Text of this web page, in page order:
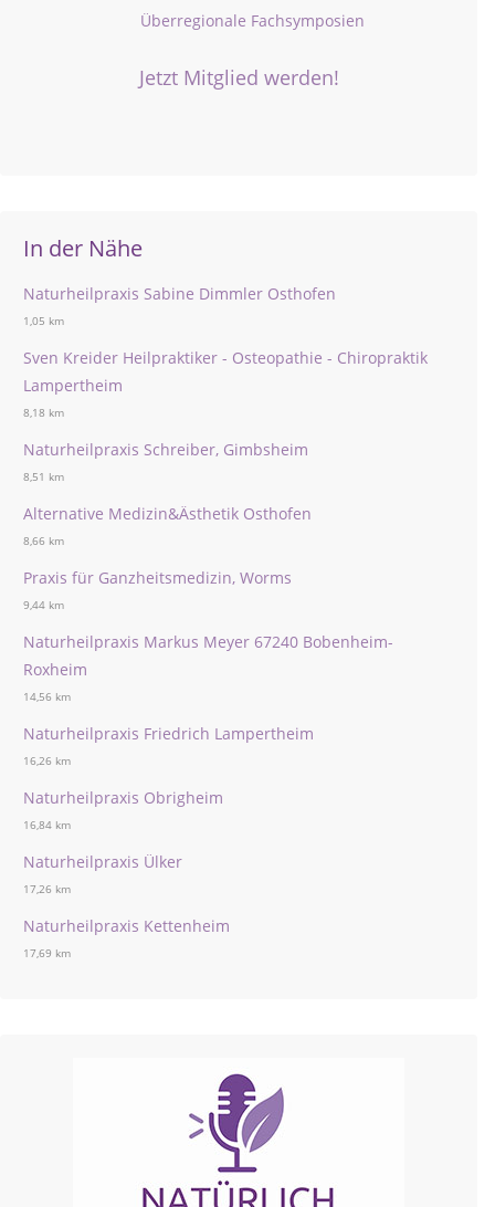
Überregionale Fachsymposien
Jetzt Mitglied werden!
In der Nähe
Naturheilpraxis Sabine Dimmler Osthofen
1,05 km
Sven Kreider Heilpraktiker - Osteopathie - Chiropraktik
Lampertheim
8,18 km
Naturheilpraxis Schreiber, Gimbsheim
8,51 km
Alternative Medizin&Ästhetik Osthofen
8,66 km
Praxis für Ganzheitsmedizin, Worms
9,44 km
Naturheilpraxis Markus Meyer 67240 Bobenheim-
Roxheim
14,56 km
Naturheilpraxis Friedrich Lampertheim
16,26 km
Naturheilpraxis Obrigheim
16,84 km
Naturheilpraxis Ülker
17,26 km
Naturheilpraxis Kettenheim
17,69 km